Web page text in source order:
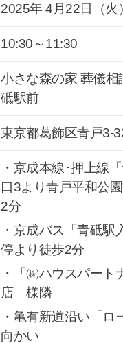
2025年 4 月 22日（火
10:30～11:30
小さな森の家 葬儀相
砥駅前
東京都葛飾区青戸3-
・京成本線･押上線
口3より青戸平和公
2分
・京成バス「青砥駅
停より徒歩2分
・「㈱ハウスパート
店」様隣
・亀有新道沿い「ロ
向かい